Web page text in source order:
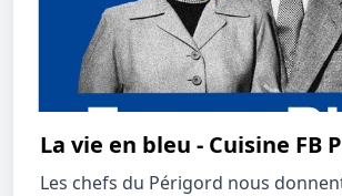
La vie en bleu - Cuisine FB
Les chefs du Périgord nous